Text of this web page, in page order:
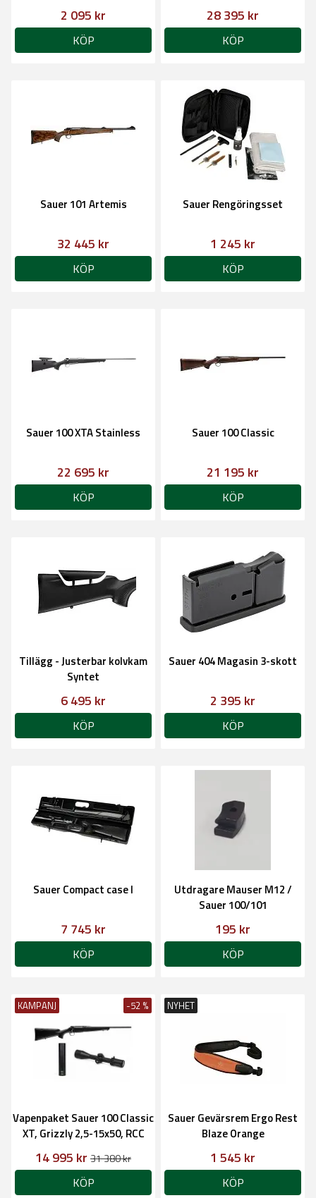
2 095 kr
KÖP
28 395 kr
KÖP
Sauer 101 Artemis
32 445 kr
KÖP
Sauer Rengöringsset
1 245 kr
KÖP
Sauer 100 XTA Stainless
22 695 kr
KÖP
Sauer 100 Classic
21 195 kr
KÖP
Tillägg - Justerbar kolvkam
Syntet
6 495 kr
KÖP
Sauer 404 Magasin 3-skott
2 395 kr
KÖP
Sauer Compact case I
7 745 kr
KÖP
Utdragare Mauser M12 /
Sauer 100/101
195 kr
KÖP
KAMPANJ -52 %
Vapenpaket Sauer 100 Classic
XT, Grizzly 2,5-15x50, RCC
14 995 kr 31 380 kr
KÖP
NYHET
Sauer Gevärsrem Ergo Rest
Blaze Orange
1 545 kr
KÖP